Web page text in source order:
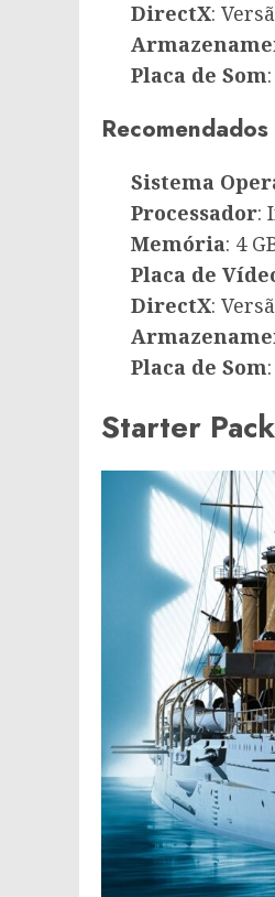
DirectX:
Placa de Som
Recomendados
Sistema
Processador:
Memória: 4
Placa de
DirectX:
Placa de Som
Starter